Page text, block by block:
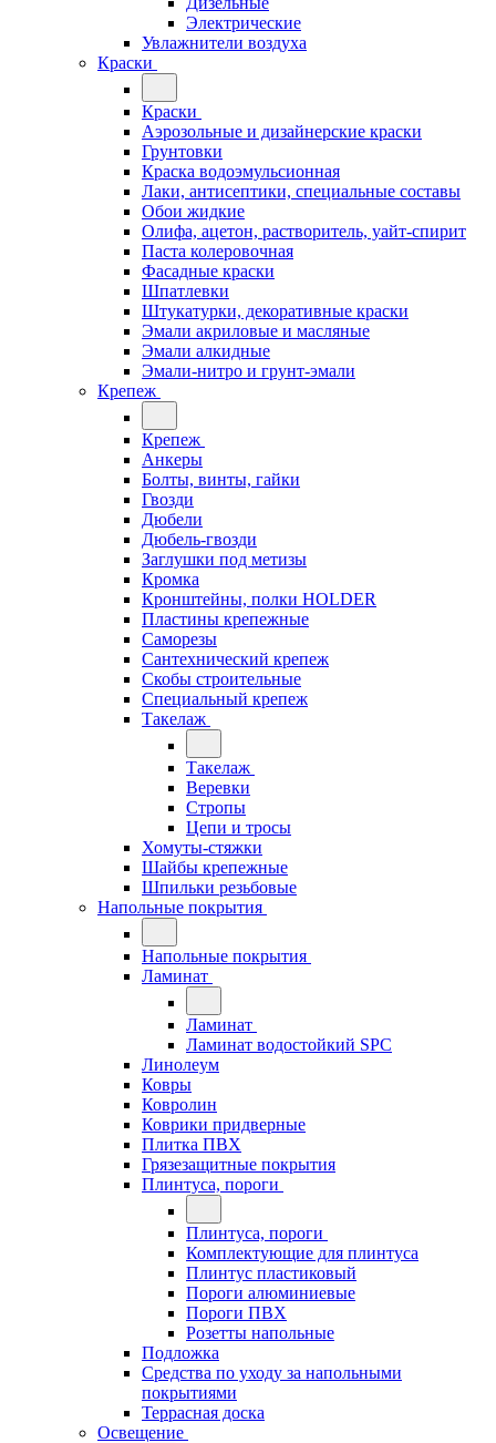
Электрические
Увлажнители воздуха
Краски
Краски
Аэрозольные и дизайнерские краски
Грунтовки
Краска водоэмульсионная
Лаки, антисептики, специальные составы
Обои жидкие
Олифа, ацетон, растворитель, уайт-спирит
Паста колеровочная
Фасадные краски
Шпатлевки
Штукатурки, декоративные краски
Эмали акриловые и масляные
Эмали алкидные
Эмали-нитро и грунт-эмали
Крепеж
Крепеж
Анкеры
Болты, винты, гайки
Гвозди
Дюбели
Дюбель-гвозди
Заглушки под метизы
Кромка
Кронштейны, полки НОLDER
Пластины крепежные
Саморезы
Сантехнический крепеж
Скобы строительные
Специальный крепеж
Такелаж
Такелаж
Веревки
Стропы
Цепи и тросы
Хомуты-стяжки
Шайбы крепежные
Шпильки резьбовые
Напольные покрытия
Напольные покрытия
Ламинат
Ламинат
Ламинат водостойкий SPC
Линолеум
Ковры
Ковролин
Коврики придверные
Плитка ПВХ
Грязезащитные покрытия
Плинтуса, пороги
Плинтуса, пороги
Комплектующие для плинтуса
Плинтус пластиковый
Пороги алюминиевые
Пороги ПВХ
Розетты напольные
Подложка
Средства по уходу за напольными
покрытиями
Террасная доска
Освещение